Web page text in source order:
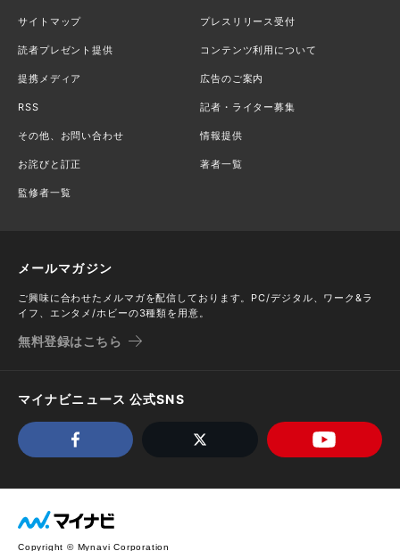
サイトマップ プレスリリース受付
読者プレゼント提供 コンテンツ利用について
提携メディア 広告のご案内
RSS 記者・ライター募集
その他、お問い合わせ 情報提供
お詫びと訂正 著者一覧
監修者一覧
メールマガジン
ご興味に合わせたメルマガを配信しております。PC/デジタル、ワーク&ラ
イフ、エンタメ/ホビーの3種類を用意。
無料登録はこちら
マイナビニュース 公式SNS
Copyright © Mynavi Corporation